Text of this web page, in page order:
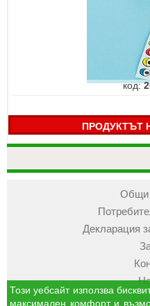
код:
ПРОДУКТЪТ
Общи
Декларация
Този уебсайт използва
максимален комфорт и